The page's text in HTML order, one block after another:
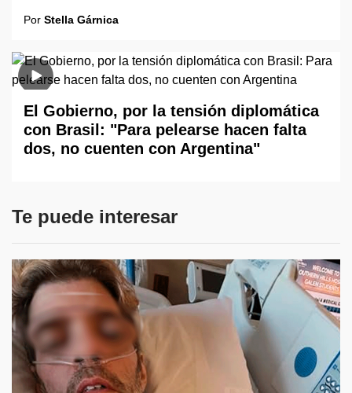
Por Stella Gárnica
El Gobierno, por la tensión diplomática
con Brasil: "Para pelearse hacen falta
dos, no cuenten con Argentina"
Te puede interesar